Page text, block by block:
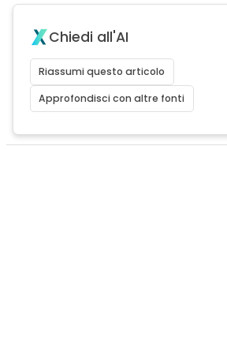
Chiedi all'AI
Riassumi questo articolo
Approfondisci con altre fonti